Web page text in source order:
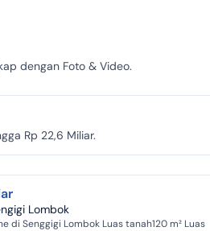
dengan Foto & Video.
Rp 22,6 Miliar.
Lombok
di Senggigi Lombok Luas tanah120 m² Luas